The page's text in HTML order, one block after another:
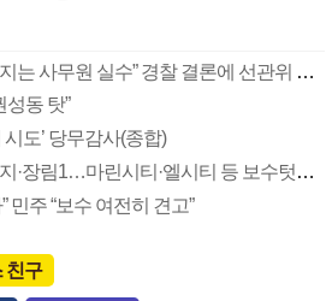
“회수용봉투 기표된 용지는 사무원 실수” 경찰 결론에 선관위 부실 투표관리 도마(종합)
성동 탓”
도’ 당무감사(종합)
파란깃발 꽂힌 정관·명지·장림1…마린시티·엘시티 등 보수텃밭도 미세변화 감지
민주 “보수 여전히 견고”
친구